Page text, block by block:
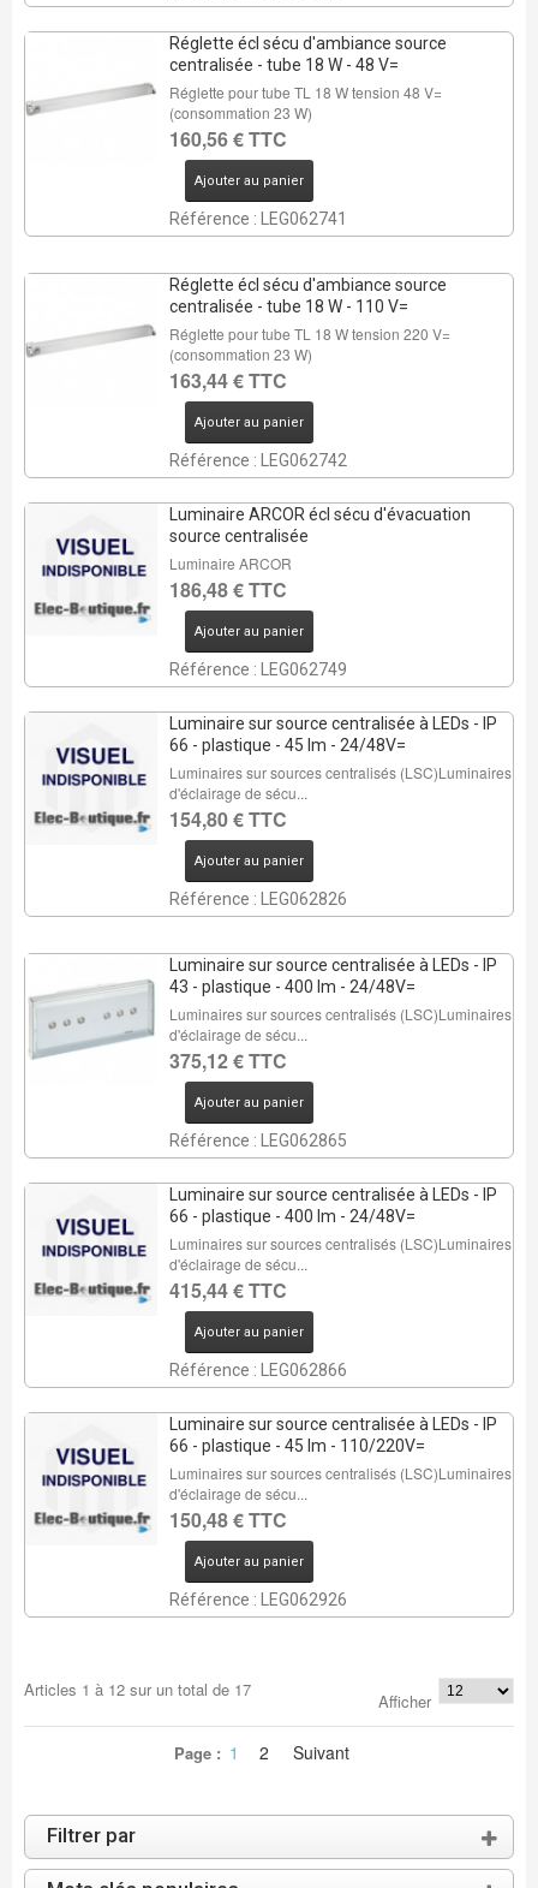
Réglette écl sécu d'ambiance source
centralisée - tube 18 W - 48 V=
Réglette pour tube TL 18 W tension 48 V=
(consommation 23 W)
160,56 € TTC
Ajouter au panier
Référence : LEG062741
Réglette écl sécu d'ambiance source
centralisée - tube 18 W - 110 V=
Réglette pour tube TL 18 W tension 220 V=
(consommation 23 W)
163,44 € TTC
Ajouter au panier
Référence : LEG062742
Luminaire ARCOR écl sécu d'évacuation
source centralisée
Luminaire ARCOR
186,48 € TTC
Ajouter au panier
Référence : LEG062749
Luminaire sur source centralisée à LEDs - IP
66 - plastique - 45 lm - 24/48V=
Luminaires sur sources centralisés (LSC)Luminaires
d'éclairage de sécu...
154,80 € TTC
Ajouter au panier
Référence : LEG062826
Luminaire sur source centralisée à LEDs - IP
43 - plastique - 400 lm - 24/48V=
Luminaires sur sources centralisés (LSC)Luminaires
d'éclairage de sécu...
375,12 € TTC
Ajouter au panier
Référence : LEG062865
Luminaire sur source centralisée à LEDs - IP
66 - plastique - 400 lm - 24/48V=
Luminaires sur sources centralisés (LSC)Luminaires
d'éclairage de sécu...
415,44 € TTC
Ajouter au panier
Référence : LEG062866
Luminaire sur source centralisée à LEDs - IP
66 - plastique - 45 lm - 110/220V=
Luminaires sur sources centralisés (LSC)Luminaires
d'éclairage de sécu...
150,48 € TTC
Ajouter au panier
Référence : LEG062926
Articles 1 à 12sur un total de 17
Afficher
Page : 1 2 Suivant
Filtrer par